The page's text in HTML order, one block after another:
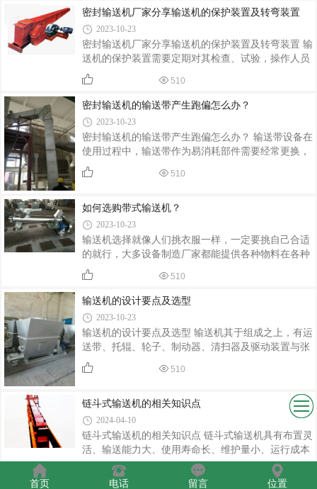
哪些呢？埋刮板输送机厂家--张家港市金大炜输送机
械，为您整理介绍如下：
密封输送机厂家分享输送机的保护装置及转弯装置
2023-10-23
密封输送机厂家分享输送机的保护装置及转弯装置 输
送机的保护装置需要定期对其检查、试验，操作人员
和专业检查人员对各项指标进行记录，而对于输送机
的转弯装置很多人也不是很了解。下面密封输送机厂
家-张家港金大炜的专业人员来跟大家聊一聊输送机
的保护装置及转弯装置的知识点：
510
密封输送机的输送带产生跑偏怎么办？
2023-10-23
密封输送机的输送带产生跑偏怎么办？ 输送带设备在
使用过程中，输送带作为易消耗部件需要经常更换，
输送带跑偏的原因有多种，一般为设备没有调整好，
还有就是带子在制作过程中存在误差造成喇叭口就容
人员来跟大家聊一聊密封输送机的输送带产生跑偏怎
么办？
510
如何选购带式输送机？
2023-10-23
输送机选择就像人们挑衣服一样，一定要挑自己合适
的就行，大多设备制造厂家都能提供各种物料在各种
形式下的输送距离、输送高度以及相应的输送能力方
面的资料。选择输送设备的基本分析包括以下步骤：
考虑可能影响输送设备类型选择的可用的场地空间、
研究可采用设备的基本类型、根据效率和适用性、投
资和维修、操作费来比较适合的设备类型。做出选
择。
510
输送机的设计要点及选型
2023-10-23
输送机的设计要点及选型 输送机其于组成之上，有运
送带、托辊、轮子、制动器、清扫器及驱动装置与张
紧装置等。对带式输送机的型号选择，我们应考量的
很多方面。
510
链斗式输送机的相关知识点
2024-04-10
链斗式输送机的相关知识点 链斗式输送机具有布置灵
活、输送能力大、使用寿命长、维护量小、运行成本
低、输送角度大等优点而深受广大用户欢迎。下面链
斗式输送机厂家-张家港金大炜的专业人员来跟大家
首页 电话 留言 位置